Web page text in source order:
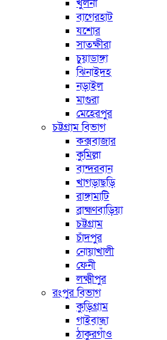
খুলনা
বাগেরহাট
যশোর
সাতক্ষীরা
চুয়াডাঙ্গা
ঝিনাইদহ
নড়াইল
মাগুরা
মেহেরপুর
চট্টগ্রাম বিভাগ
কক্সবাজার
কুমিল্লা
বান্দরবান
খাগড়াছড়ি
রাঙ্গামাটি
ব্রাহ্মণবাড়িয়া
চট্টগ্রাম
চাঁদপুর
নোয়াখালী
ফেনী
লক্ষ্মীপুর
রংপুর বিভাগ
কুড়িগ্রাম
গাইবান্ধা
ঠাকুরগাঁও